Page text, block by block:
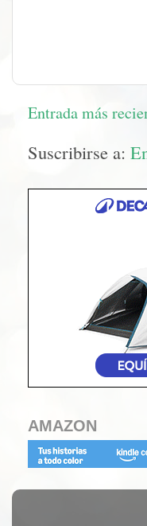
Entrada más
Suscribirse a:
AMAZON